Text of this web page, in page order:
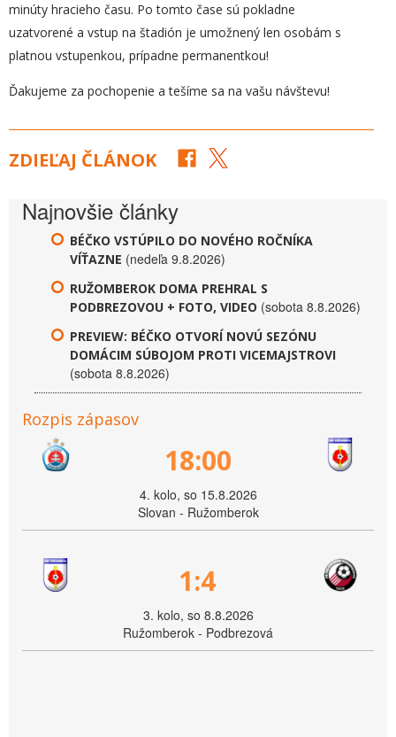
minúty hracieho času. Po tomto čase sú pokladne
uzatvorené a vstup na štadión je umožnený len osobám s
platnou vstupenkou, prípadne permanentkou!
Ďakujeme za pochopenie a tešíme sa na vašu návštevu!
ZDIEĽAJ ČLÁNOK
Najnovšie články
BÉČKO VSTÚPILO DO NOVÉHO ROČNÍKA
VÍŤAZNE (nedeľa 9.8.2026)
RUŽOMBEROK DOMA PREHRAL S
PODBREZOVOU + FOTO, VIDEO (sobota 8.8.2026)
PREVIEW: BÉČKO OTVORÍ NOVÚ SEZÓNU
DOMÁCIM SÚBOJOM PROTI VICEMAJSTROVI
(sobota 8.8.2026)
Rozpis zápasov
18:00
4. kolo, so 15.8.2026
Slovan - Ružomberok
1:4
3. kolo, so 8.8.2026
Ružomberok - Podbrezová